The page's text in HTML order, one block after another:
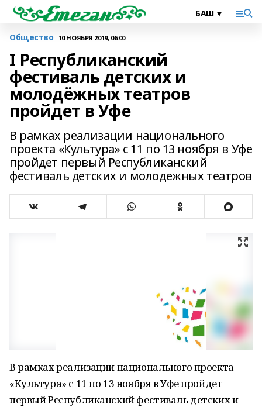
Общество 10 НОЯБРЯ 2019, 06:00
I Республиканский
фестиваль детских и
молодёжных театров
пройдет в Уфе
В рамках реализации национального
проекта «Культура» с 11 по 13 ноября в Уфе
пройдет первый Республиканский
фестиваль детских и молодежных театров
В рамках реализации национального проекта
«Культура» с 11 по 13 ноября в Уфе пройдет
первый Республиканский фестиваль детских и